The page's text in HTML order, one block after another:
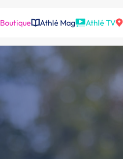
Boutique Athlé Mag Athlé TV